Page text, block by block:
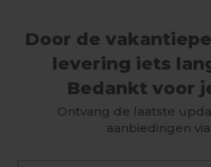
Door de
levering iets
Bedankt voor
Ontvang de laatste
aanbiedingen